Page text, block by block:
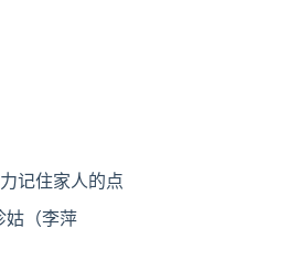
记住家人的点
姑（李萍